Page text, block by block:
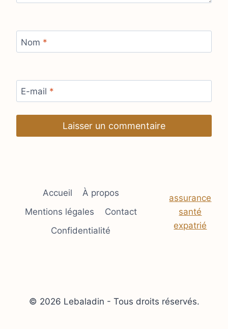
Nom *
E-mail *
Accueil
À propos
Mentions légales
Contact
Confidentialité
assurance
santé
expatrié
© 2026 Lebaladin - Tous droits réservés.